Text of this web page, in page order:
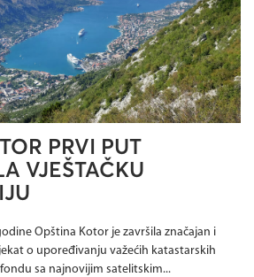
PRVI PUT
VJEŠTAČKU
Opština Kotor je završila značajan i
o upoređivanju važećih katastarskih
sa najnovijim satelitskim...